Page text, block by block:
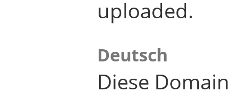
uploaded.
Deutsch
Diese